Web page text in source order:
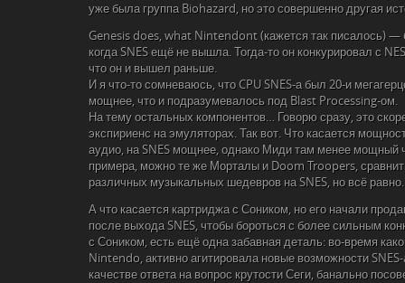
уже была группа Biohazard, но это совершенно другая
Genesis does, what Nintendont (кажется так писалось) —
когда SNES ещё не вышла. Тогда-то он конкурировал с
что он и вышел раньше.
И я что-то сомневаюсь, что CPU SNES-а был 20-и
мощнее, что и подразумевалось под Blast Processing-ом.
На тему остальных компонентов… Говорю сразу, это
экспириенс на эмуляторах. Так вот. Что касается
аудио, на SNES мощнее, однако Миди там менее мощный
примера, можно те же Морталы и Doom Troopers,
различных музыкальных шедевров на SNES, но всё
А что касается картриджа с Соником, но его начали
после выхода SNES, чтобы бороться с более сильным
с Соником, есть ещё одна забавная деталь: во-время
Nintendo, активно агитировала новые возможности
качестве ответа на вопрос крутости Сеги, банально